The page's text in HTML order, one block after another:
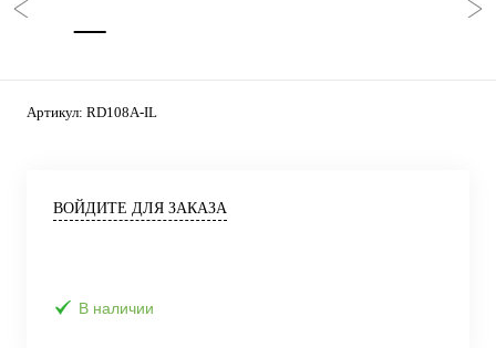
Артикул: RD108A-IL
ВОЙДИТЕ ДЛЯ ЗАКАЗА
В наличии